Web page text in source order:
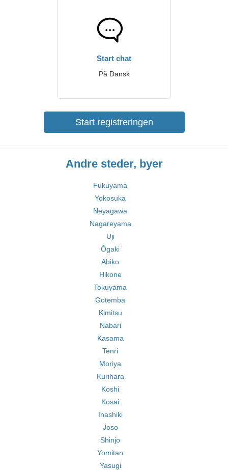
Start chat
På Dansk
Start registreringen
Andre steder, byer
Fukuyama
Yokosuka
Neyagawa
Nagareyama
Uji
Ōgaki
Abiko
Hikone
Tokuyama
Gotemba
Kimitsu
Nabari
Kasama
Tenri
Moriya
Kurihara
Koshi
Kosai
Inashiki
Joso
Shinjo
Yomitan
Yasugi